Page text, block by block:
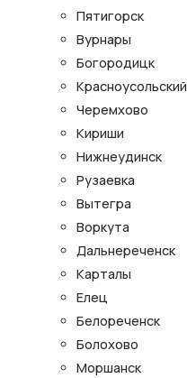
Пятигорск
Вурнары
Богородицк
Красноусольский
Черемхово
Кириши
Нижнеудинск
Рузаевка
Вытегра
Воркута
Дальнереченск
Карталы
Елец
Белореченск
Болохово
Моршанск